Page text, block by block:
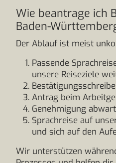
Wie beantrage ich
Baden-
Der Ablauf ist meist
Passende
unsere Reiseziele
Antrag beim
Genehmigung
Sprachreise auf
und sich auf den
Wir unterstützen